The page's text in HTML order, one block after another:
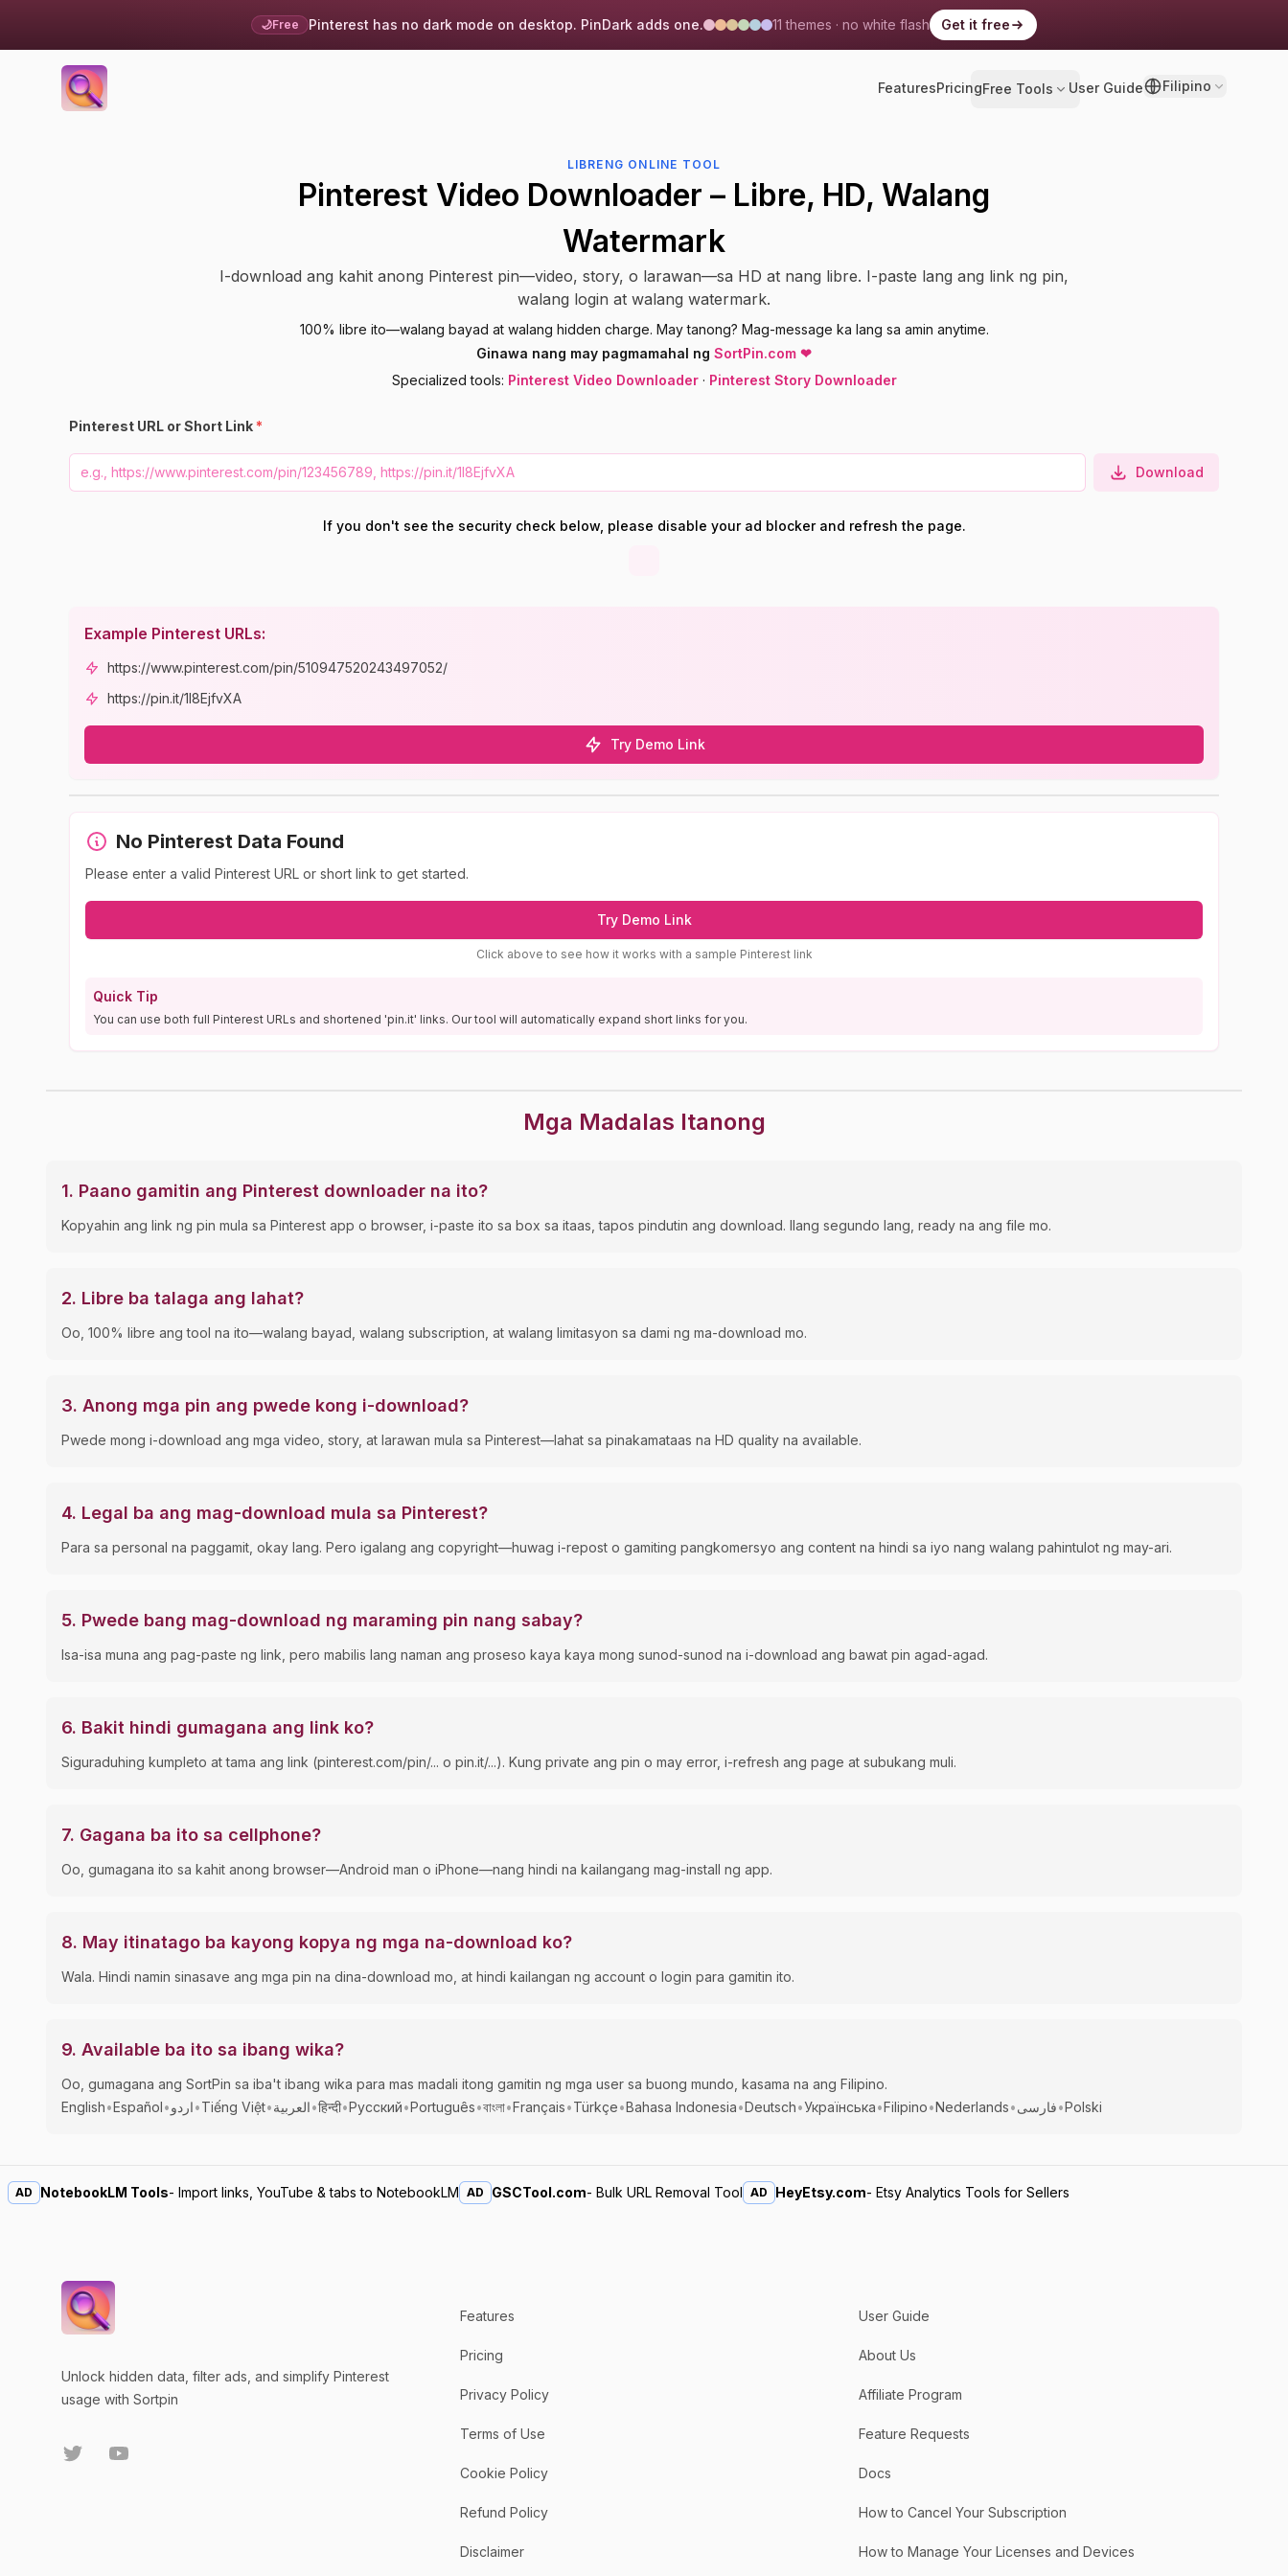
🌙Free Pinterest has no dark mode on desktop. PinDark adds one. 11 themes · no white flash Get it free
FeaturesPricingFree Tools User Guide Filipino
LIBRENG ONLINE TOOL
Pinterest Video Downloader – Libre, HD, Walang
Watermark
I-download ang kahit anong Pinterest pin—video, story, o larawan—sa HD at nang libre. I-paste lang ang link ng pin,
walang login at walang watermark.
100% libre ito—walang bayad at walang hidden charge. May tanong? Mag-message ka lang sa amin anytime.
Ginawa nang may pagmamahal ng SortPin.com ❤
Specialized tools: Pinterest Video Downloader · Pinterest Story Downloader
Pinterest URL or Short Link *
Download
If you don't see the security check below, please disable your ad blocker and refresh the page.
Example Pinterest URLs:
https://www.pinterest.com/pin/510947520243497052/
https://pin.it/1I8EjfvXA
Try Demo Link
No Pinterest Data Found
Please enter a valid Pinterest URL or short link to get started.
Try Demo Link
Click above to see how it works with a sample Pinterest link
Quick Tip
You can use both full Pinterest URLs and shortened 'pin.it' links. Our tool will automatically expand short links for you.
Mga Madalas Itanong
1. Paano gamitin ang Pinterest downloader na ito?
Kopyahin ang link ng pin mula sa Pinterest app o browser, i-paste ito sa box sa itaas, tapos pindutin ang download. Ilang segundo lang, ready na ang file mo.
2. Libre ba talaga ang lahat?
Oo, 100% libre ang tool na ito—walang bayad, walang subscription, at walang limitasyon sa dami ng ma-download mo.
3. Anong mga pin ang pwede kong i-download?
Pwede mong i-download ang mga video, story, at larawan mula sa Pinterest—lahat sa pinakamataas na HD quality na available.
4. Legal ba ang mag-download mula sa Pinterest?
Para sa personal na paggamit, okay lang. Pero igalang ang copyright—huwag i-repost o gamiting pangkomersyo ang content na hindi sa iyo nang walang pahintulot ng may-ari.
5. Pwede bang mag-download ng maraming pin nang sabay?
Isa-isa muna ang pag-paste ng link, pero mabilis lang naman ang proseso kaya kaya mong sunod-sunod na i-download ang bawat pin agad-agad.
6. Bakit hindi gumagana ang link ko?
Siguraduhing kumpleto at tama ang link (pinterest.com/pin/... o pin.it/...). Kung private ang pin o may error, i-refresh ang page at subukang muli.
7. Gagana ba ito sa cellphone?
Oo, gumagana ito sa kahit anong browser—Android man o iPhone—nang hindi na kailangang mag-install ng app.
8. May itinatago ba kayong kopya ng mga na-download ko?
Wala. Hindi namin sinasave ang mga pin na dina-download mo, at hindi kailangan ng account o login para gamitin ito.
9. Available ba ito sa ibang wika?
Oo, gumagana ang SortPin sa iba't ibang wika para mas madali itong gamitin ng mga user sa buong mundo, kasama na ang Filipino.
English•Español•اردو•Tiếng Việt•العربية•हिन्दी•Русский•Português•বাংলা•Français•Türkçe•Bahasa Indonesia•Deutsch•Українська•Filipino•Nederlands•فارسی•Polski
AD NotebookLM Tools- Import links, YouTube & tabs to NotebookLM AD GSCTool.com- Bulk URL Removal Tool AD HeyEtsy.com- Etsy Analytics Tools for Sellers
Unlock hidden data, filter ads, and simplify Pinterest
usage with Sortpin
TwitterYouTube
Features
Pricing
Privacy Policy
Terms of Use
Cookie Policy
Refund Policy
Disclaimer
User Guide
About Us
Affiliate Program
Feature Requests
Docs
How to Cancel Your Subscription
How to Manage Your Licenses and Devices